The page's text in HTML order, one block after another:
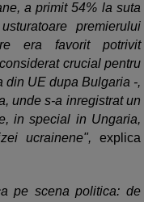
a primit 54% la suta
premierului
era favorit potrivit
crucial pentru
din UE dupa Bulgaria -,
unde s-a inregistrat un
in special in Ungaria,
ucrainene", explica
pe scena politica: de